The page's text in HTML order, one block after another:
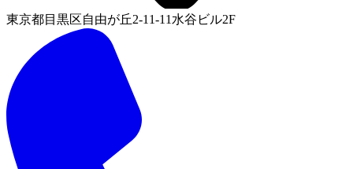
東京都目黒区自由が丘2-11-11水谷ビル2F